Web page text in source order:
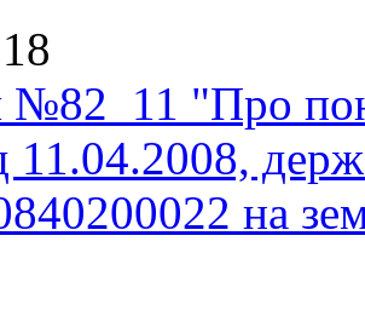
№82_11 "Про
11.04.2008,
на